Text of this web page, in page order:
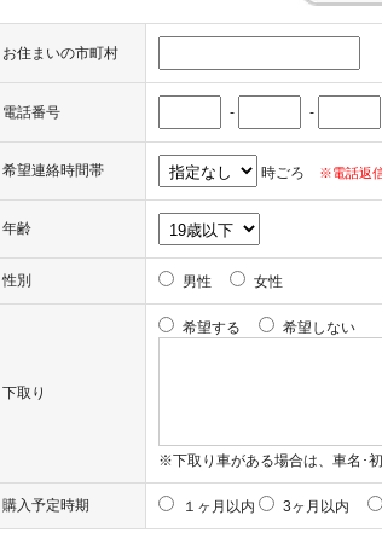
お住まいの市町村
電話番号 - -
希望連絡時間帯 時ごろ ※電話返
年齢
性別 男性 女性
下取り
希望する 希望しない
※下取り車がある場合は、車名･
購入予定時期 １ヶ月以内 3ヶ月以内